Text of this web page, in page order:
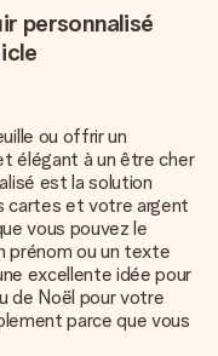
personnalisé
ou offrir un
élégant à un être cher
est la solution
cartes et votre argent
vous pouvez le
prénom ou un texte
excellente idée pour
de Noël pour votre
parce que vous